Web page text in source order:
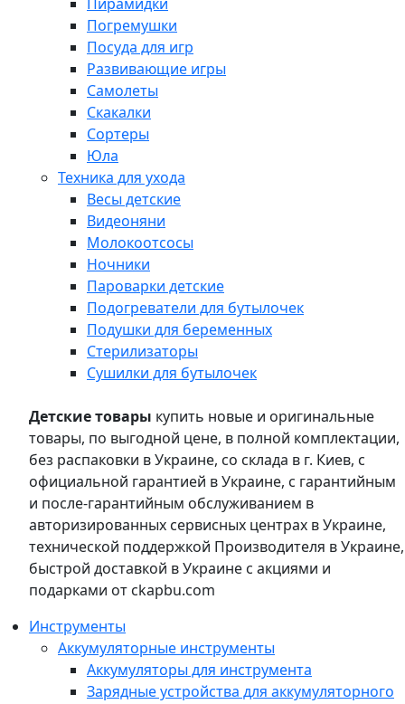
Погремушки
Посуда для игр
Развивающие игры
Самолеты
Скакалки
Сортеры
Юла
Техника для ухода
Весы детские
Видеоняни
Молокоотсосы
Ночники
Пароварки детские
Подогреватели для бутылочек
Подушки для беременных
Стерилизаторы
Сушилки для бутылочек
Детские товары купить новые и оригинальные
товары, по выгодной цене, в полной комплектации,
без распаковки в Украине, со склада в г. Киев, с
официальной гарантией в Украине, с гарантийным
и после-гарантийным обслуживанием в
авторизированных сервисных центрах в Украине,
технической поддержкой Производителя в Украине,
быстрой доставкой в Украине с акциями и
подарками от ckapbu.com
Инструменты
Аккумуляторные инструменты
Аккумуляторы для инструмента
Зарядные устройства для аккумуляторного